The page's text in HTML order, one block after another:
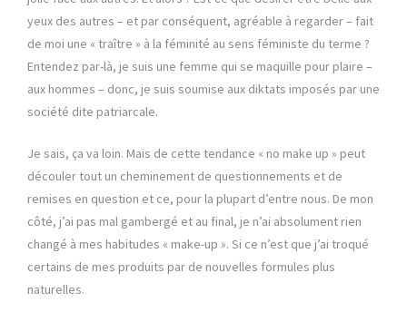
yeux des autres – et par conséquent, agréable à regarder – fait
de moi une « traître » à la féminité au sens féministe du terme ?
Entendez par-là, je suis une femme qui se maquille pour plaire –
aux hommes – donc, je suis soumise aux diktats imposés par une
société dite patriarcale.
Je sais, ça va loin. Mais de cette tendance « no make up » peut
découler tout un cheminement de questionnements et de
remises en question et ce, pour la plupart d’entre nous. De mon
côté, j’ai pas mal gambergé et au final, je n’ai absolument rien
changé à mes habitudes « make-up ». Si ce n’est que j’ai troqué
certains de mes produits par de nouvelles formules plus
naturelles.